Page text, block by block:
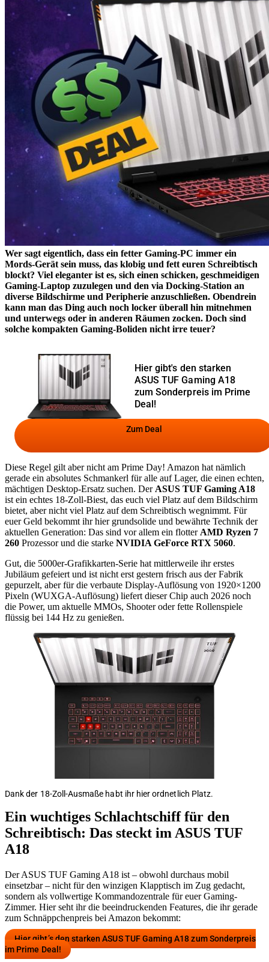
Wer sagt eigentlich, dass ein fetter Gaming-PC immer ein
Mords-Gerät sein muss, das klobig und fett euren Schreibtisch
blockt? Viel eleganter ist es, sich einen schicken, geschmeidigen
Gaming-Laptop zuzulegen und den via Docking-Station an
diverse Bildschirme und Peripherie anzuschließen. Obendrein
kann man das Ding auch noch locker überall hin mitnehmen
und unterwegs oder in anderen Räumen zocken. Doch sind
solche kompakten Gaming-Boliden nicht irre teuer?
Hier gibt's den starken
ASUS TUF Gaming A18
zum Sonderpreis im Prime
Deal!
Zum Deal
Diese Regel gilt aber nicht am Prime Day! Amazon hat nämlich
gerade ein absolutes Schmankerl für alle auf Lager, die einen echten,
mächtigen Desktop-Ersatz suchen. Der ASUS TUF Gaming A18
ist ein echtes 18-Zoll-Biest, das euch viel Platz auf dem Bildschirm
bietet, aber nicht viel Platz auf dem Schreibtisch wegnimmt. Für
euer Geld bekommt ihr hier grundsolide und bewährte Technik der
aktuellen Generation: Das sind vor allem ein flotter AMD Ryzen 7
260 Prozessor und die starke NVIDIA GeForce RTX 5060.
Gut, die 5000er-Grafikkarten-Serie hat mittlerweile ihr erstes
Jubiläum gefeiert und ist nicht erst gestern frisch aus der Fabrik
gepurzelt, aber für die verbaute Display-Auflösung von 1920×1200
Pixeln (WUXGA-Auflösung) liefert dieser Chip auch 2026 noch
die Power, um aktuelle MMOs, Shooter oder fette Rollenspiele
flüssig bei 144 Hz zu genießen.
Dank der 18-Zoll-Ausmaße habt ihr hier ordnetlich Platz.
Ein wuchtiges Schlachtschiff für den
Schreibtisch: Das steckt im ASUS TUF
A18
Der ASUS TUF Gaming A18 ist – obwohl durchaus mobil
einsetzbar – nicht für den winzigen Klapptisch im Zug gedacht,
sondern als vollwertige Kommandozentrale für euer Gaming-
Zimmer. Hier seht ihr die beeindruckenden Features, die ihr gerade
zum Schnäppchenpreis bei Amazon bekommt:
Hier gibt’s den starken ASUS TUF Gaming A18 zum Sonderpreis
im Prime Deal!